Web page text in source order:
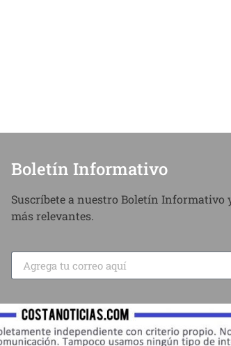
Boletín Informativo
Suscríbete a nuestro Boletín Informativo
más relevantes.